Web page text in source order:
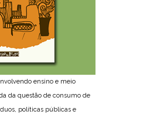
ensino e meio
da questão de consumo de
políticas públicas e